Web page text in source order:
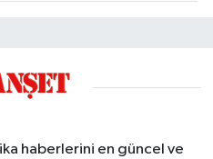
haberlerini en güncel ve